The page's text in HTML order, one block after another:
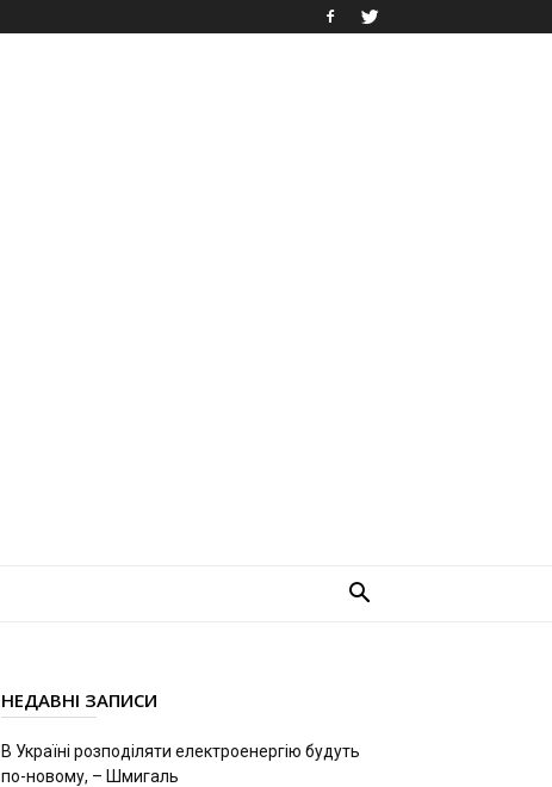
НЕДАВНІ ЗАПИСИ
В Україні розподіляти електроенергію будуть
по-новому, – Шмигаль